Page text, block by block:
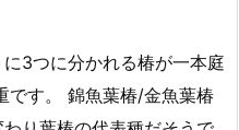
3つに分かれる椿が一本庭
です。 錦魚葉椿/金魚葉椿